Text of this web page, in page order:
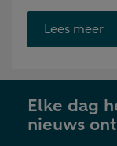
Lees meer
Elke dag
nieuws